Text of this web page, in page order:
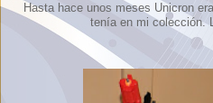
Hasta hace unos meses Unicron
tenía en mi colección.